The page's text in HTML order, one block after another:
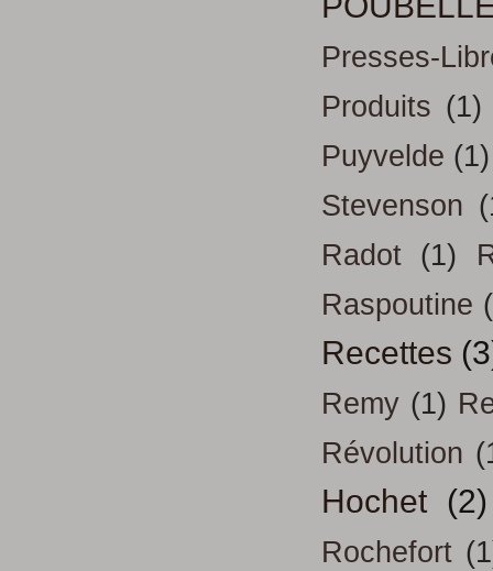
Presses-
Produits (1)
Puyvelde (1)
Stevenson
Radot (1)
Raspoutine
Recettes
Remy (1)
Révolution
Hochet (2)
Rochefort